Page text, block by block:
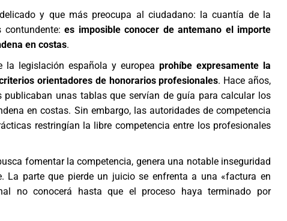
y que más preocupa al ciudadano: la cuantía de la
contundente:es imposible conocer de antemano el importe
en costas.
la legislación española y europea prohíbe expresamente la
orientadores de honorarios profesionales. Hace años,
publicaban unas tablas que servían de guía para calcular los
en costas. Sin embargo, las autoridades de competencia
restringían la libre competencia entre los profesionales
fomentar la competencia, genera una notable inseguridad
La parte que pierde un juicio se enfrenta a una «factura en
no conocerá hasta que el proceso haya terminado por